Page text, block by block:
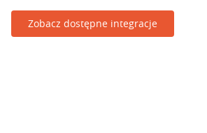
Zobacz dostępne integracje